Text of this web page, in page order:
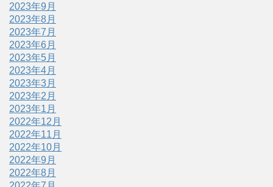
2023年9月
2023年8月
2023年7月
2023年6月
2023年5月
2023年4月
2023年3月
2023年2月
2023年1月
2022年12月
2022年11月
2022年10月
2022年9月
2022年8月